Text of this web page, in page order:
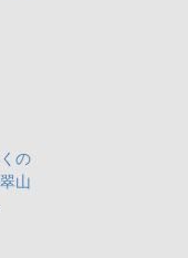
の
山